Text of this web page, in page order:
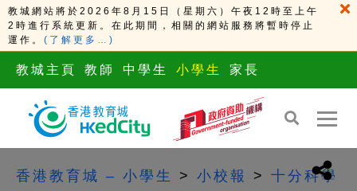
教城網站將於2026年8月15日（星期六）午夜12時至上午
2時進行系統更新。在此期間，相關的網站服務將暫時停止
運作。 (了解更多…)
教城主頁 教師 中學生 小學生 家長
香港教育城 – 小學生 > 小校報 > 十分科學